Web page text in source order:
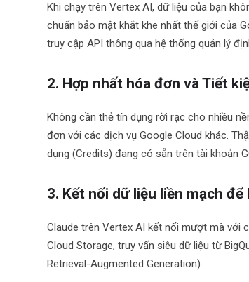
Khi chạy trên Vertex AI, dữ liệu của bạn
chuẩn bảo mật khắt khe nhất thế giới của
truy cập API thông qua hệ thống quản lý
2. Hợp nhất hóa đơn và Tiết
Không cần thẻ tín dụng rời rạc cho nhiều
đơn với các dịch vụ Google Cloud khác.
dụng (Credits) đang có sẵn trên tài khoản
3. Kết nối dữ liệu liền mạch để
Claude trên Vertex AI kết nối mượt mà với
Cloud Storage, truy vấn siêu dữ liệu từ
Retrieval-Augmented Generation).